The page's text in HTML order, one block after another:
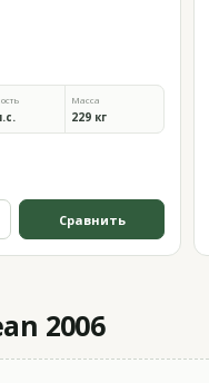
Масса
229 кг
Сравнить
2006